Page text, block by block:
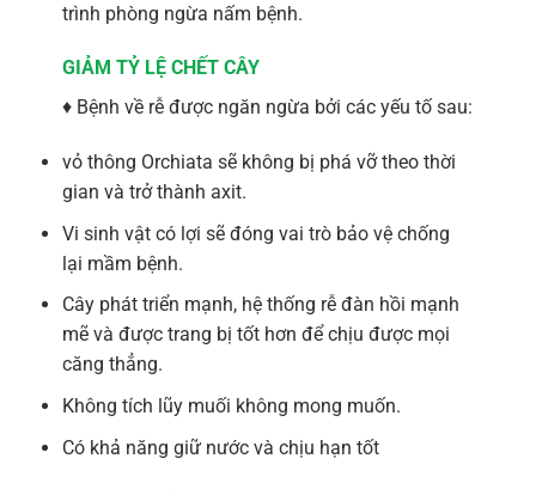
trình phòng ngừa nấm bệnh.
GIẢM TỶ LỆ CHẾT CÂY
♦ Bệnh về rễ được ngăn ngừa bởi các yếu tố sau:
vỏ thông Orchiata sẽ không bị phá vỡ theo thời
gian và trở thành axit.
Vi sinh vật có lợi sẽ đóng vai trò bảo vệ chống
lại mầm bệnh.
Cây phát triển mạnh, hệ thống rễ đàn hồi mạnh
mẽ và được trang bị tốt hơn để chịu được mọi
căng thẳng.
Không tích lũy muối không mong muốn.
Có khả năng giữ nước và chịu hạn tốt